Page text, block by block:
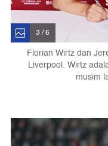
3 / 6
Florian Wirtz dan
Liverpool. Wirtz
musim